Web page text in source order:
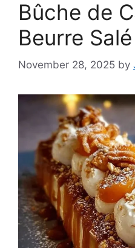
Bûche de
Beurre Salé
November 28, 2025 by